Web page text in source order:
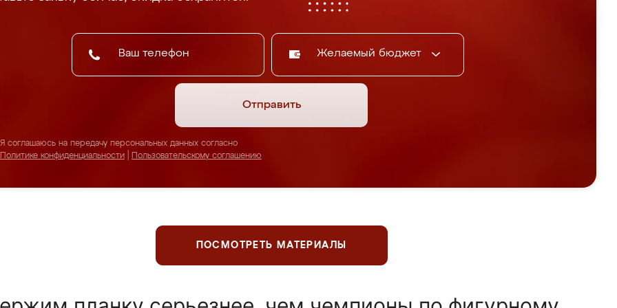
Желаемый бюджет
Отправить
Я соглашаюсь на передачу персональных данных согласно
Политике конфиденциальности
Пользовательскому соглашению
ПОСМОТРЕТЬ МАТЕРИАЛЫ